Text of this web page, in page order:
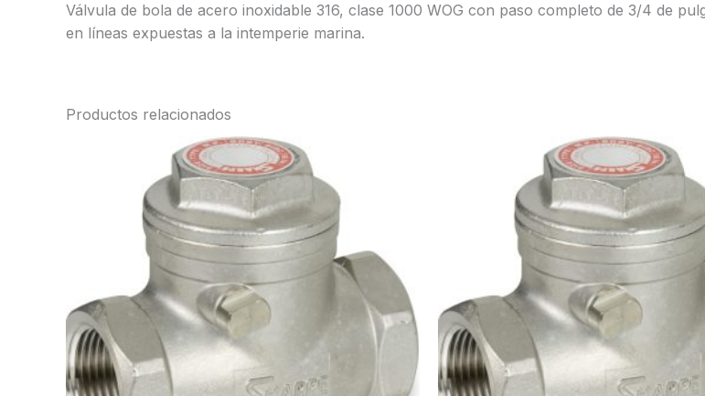
Válvula de bola de acero inoxidable 316, clase 1000 WOG con paso completo de 3/4 de
en líneas expuestas a la intemperie marina.
Productos relacionados